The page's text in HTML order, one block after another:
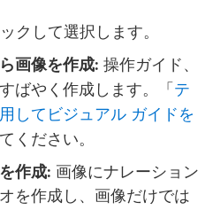
クして選択します。
画像を作成: 操作ガイド、
ばやく作成します。「 テ
してビジュアル ガイドを
ください。
作成: 画像にナレーション
を作成し、画像だけでは